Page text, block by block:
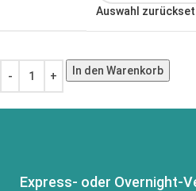
Auswahl
In den Warenkorb
Express- oder Overnight-